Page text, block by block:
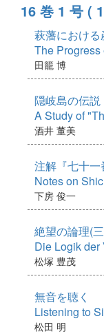
16 巻 1 号 (
萩藩におけ
The
田籠 博
隠岐島の伝
A Study of
酒井 董美
注解『七十
Notes on
下房 俊一
絶望の論理(
Die Logik der
松塚 豊茂
無音を聴く
Listening to
松田 明